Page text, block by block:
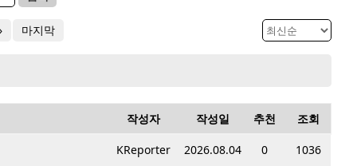
마지막
작성자 작성일 추천 조회
KReporter 2026.08.04 0
1036